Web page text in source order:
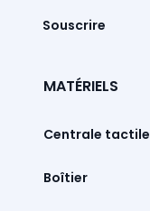
Souscrire
MATÉRIELS
Centrale tactile
Boîtier